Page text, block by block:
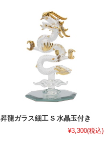
昇龍ガラス細工 S 水晶玉付き
¥3,300(税込)